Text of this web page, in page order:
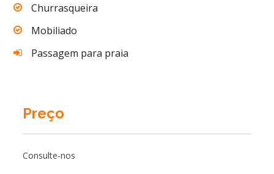
Churrasqueira
Mobiliado
Passagem para praia
Preço
Consulte-nos